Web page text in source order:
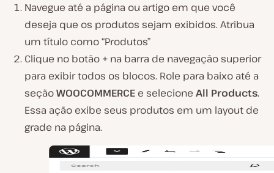
Navegue até a página ou artigo em que você
deseja que os produtos sejam exibidos. Atribua
um título como “Produtos”
Clique no botão + na barra de navegação superior
para exibir todos os blocos. Role para baixo até a
seçãoWOOCOMMERCE e selecione All Products.
Essa ação exibe seus produtos em um layout de
grade na página.